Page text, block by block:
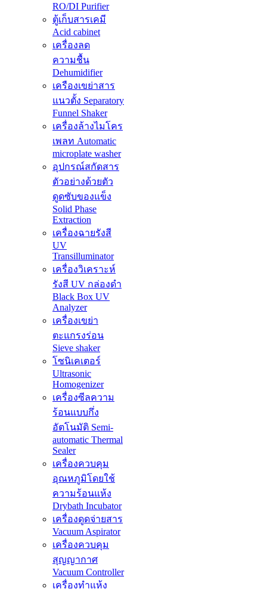
RO/DI Purifier
ตู้เก็บสารเคมี
Acid cabinet
เครื่องลด
ความชื้น
Dehumidifier
เครืองเขย่าสาร
แนวตั้ง Separatory
Funnel Shaker
เครื่องล้างไมโคร
เพลท Automatic
microplate washer
อุปกรณ์สกัดสาร
ตัวอย่างด้วยตัว
ดูดซับของแข็ง
Solid Phase
Extraction
เครื่องฉายรังสี
UV
Transilluminator
เครื่องวิเคราะห์
รังสี UV กล่องดำ
Black Box UV
Analyzer
เครื่องเขย่า
ตะแกรงร่อน
Sieve shaker
โซนิเคเตอร์
Ultrasonic
Homogenizer
เครื่องซีลความ
ร้อนแบบกึ่ง
อัตโนมัติ Semi-
automatic Thermal
Sealer
เครื่องควบคุม
อุณหภูมิโดยใช้
ความร้อนแห้ง
Drybath Incubator
เครื่องดูดจ่ายสาร
Vacuum Aspirator
เครื่องควบคุม
สุญญากาศ
Vacuum Controller
เครื่องทำแห้ง